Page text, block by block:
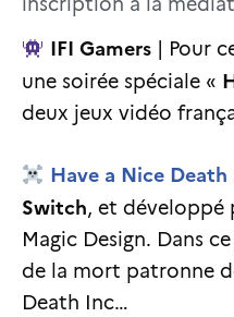
IFI Gamers
| Pour
une soirée spéciale «
deux jeux vidéo
Have a Nice Death
Switch, et développé
Magic Design. Dans
de la mort patronne
Death Inc…